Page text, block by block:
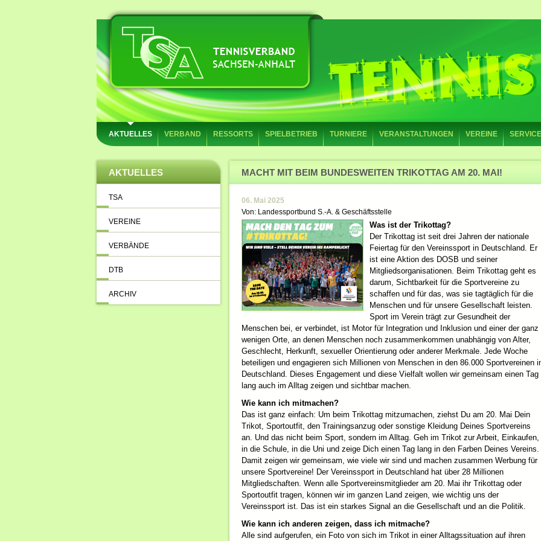
AKTUELLES VERBAND RESSORTS SPIELBETRIEB TURNIERE VERANSTALTUNGEN VEREINE SERVICE
AKTUELLES
TSA
VEREINE
VERBÄNDE
DTB
ARCHIV
MACHT MIT BEIM BUNDESWEITEN TRIKOTTAG AM 20. MAI!
06. Mai 2025
Von: Landessportbund S.-A. & Geschäftsstelle
Was ist der Trikottag?
Der Trikottag ist seit drei Jahren der nationale
Feiertag für den Vereinssport in Deutschland. Er
ist eine Aktion des DOSB und seiner
Mitgliedsorganisationen. Beim Trikottag geht es
darum, Sichtbarkeit für die Sportvereine zu
schaffen und für das, was sie tagtäglich für die
Menschen und für unsere Gesellschaft leisten.
Sport im Verein trägt zur Gesundheit der
Menschen bei, er verbindet, ist Motor für Integration und Inklusion und einer der ganz
wenigen Orte, an denen Menschen noch zusammenkommen unabhängig von Alter,
Geschlecht, Herkunft, sexueller Orientierung oder anderer Merkmale. Jede Woche
beteiligen und engagieren sich Millionen von Menschen in den 86.000 Sportvereinen
Deutschland. Dieses Engagement und diese Vielfalt wollen wir gemeinsam einen Tag
lang auch im Alltag zeigen und sichtbar machen.
Wie kann ich mitmachen?
Das ist ganz einfach: Um beim Trikottag mitzumachen, ziehst Du am 20. Mai Dein
Trikot, Sportoutfit, den Trainingsanzug oder sonstige Kleidung Deines Sportvereins
an. Und das nicht beim Sport, sondern im Alltag. Geh im Trikot zur Arbeit, Einkaufen,
in die Schule, in die Uni und zeige Dich einen Tag lang in den Farben Deines Vereins.
Damit zeigen wir gemeinsam, wie viele wir sind und machen zusammen Werbung für
unsere Sportvereine! Der Vereinssport in Deutschland hat über 28 Millionen
Mitgliedschaften. Wenn alle Sportvereinsmitglieder am 20. Mai ihr Trikottag oder
Sportoutfit tragen, können wir im ganzen Land zeigen, wie wichtig uns der
Vereinssport ist. Das ist ein starkes Signal an die Gesellschaft und an die Politik.
Wie kann ich anderen zeigen, dass ich mitmache?
Alle sind aufgerufen, ein Foto von sich im Trikot in einer Alltagssituation auf ihren